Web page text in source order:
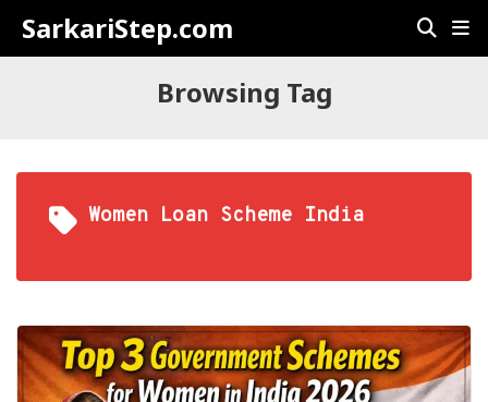
SarkariStep.com
Browsing Tag
Women Loan Scheme India